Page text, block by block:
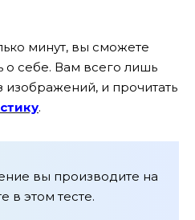
минут, вы сможете
о себе. Вам всего лишь
и прочитать
.
вы производите на
в этом тесте.